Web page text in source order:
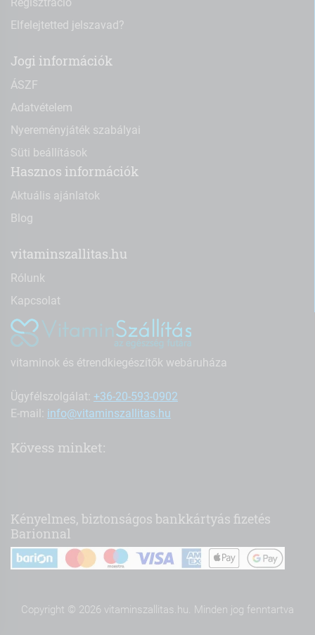
Elfelejtetted jelszavad?
Jogi információk
ÁSZF
Adatvételem
Nyereményjáték szabályai
Süti beállítások
Hasznos információk
Aktuális ajánlatok
Blog
vitaminszallitas.hu
Rólunk
Kapcsolat
vitaminok és étrendkiegészítők webáruháza
Ügyfélszolgálat: +36-20-593-0902
E-mail: info@vitaminszallitas.hu
Kövess minket:
Kényelmes, biztonságos bankkártyás fizetés
Barionnal
Copyright © 2026 vitaminszallitas.hu. Minden jog fenntartva